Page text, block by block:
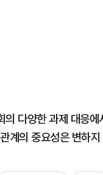
다양한 과제 대응
계의 중요성은 변하